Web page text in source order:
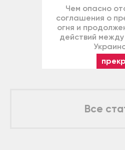
Чем опасно
соглашения о
огня и
действий между
Все